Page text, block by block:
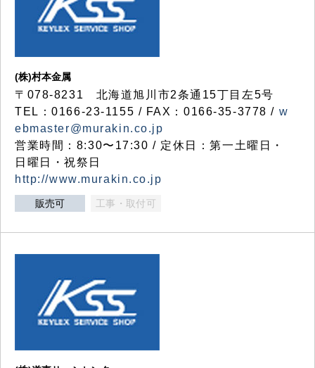
(株)村本金属
〒078-8231 北海道旭川市2条通15丁目左5号
TEL：0166-23-1155 / FAX：0166-35-3778 / w
ebmaster@murakin.co.jp
営業時間：8:30〜17:30 / 定休日：第一土曜日・
日曜日・祝祭日
http://www.murakin.co.jp
販売可 工事・取付可